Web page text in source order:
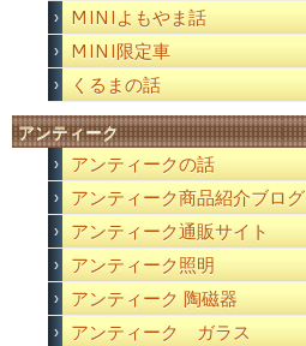
MINIよもやま話
MINI限定車
くるまの話
アンティーク
アンティークの話
アンティーク商品紹介ブログ
アンティーク通販サイト
アンティーク照明
アンティーク 陶磁器
アンティーク ガラス